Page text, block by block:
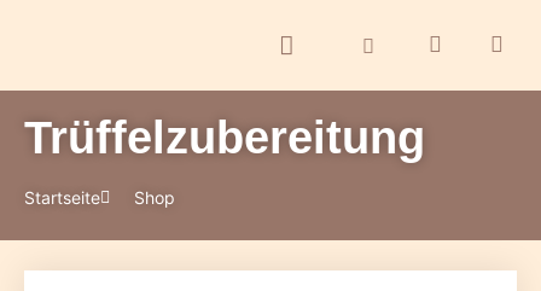
Trüffelzubereitung
Startseite Shop